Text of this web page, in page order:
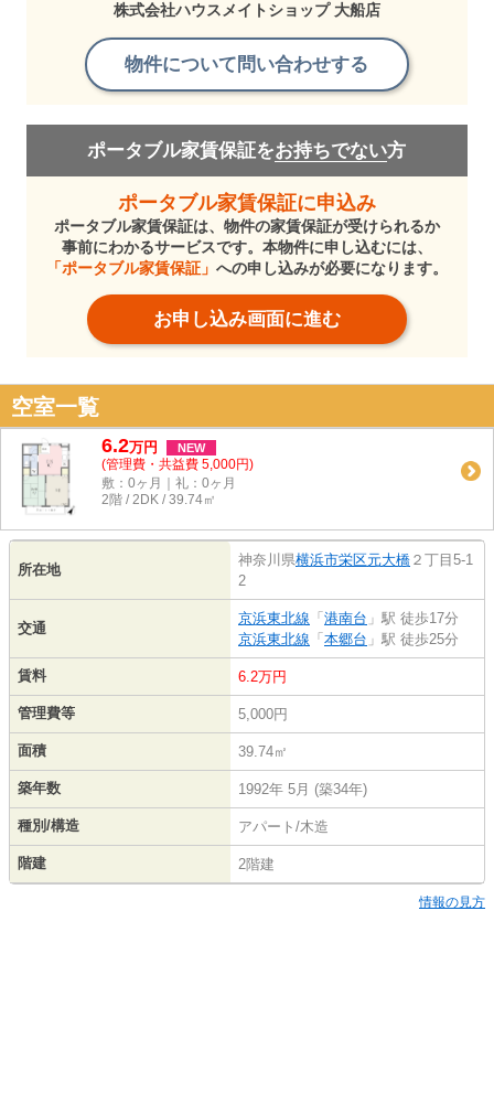
株式会社ハウスメイトショップ 大船店
物件について問い合わせする
ポータブル家賃保証をお持ちでない方
ポータブル家賃保証に申込み
ポータブル家賃保証は、物件の家賃保証が受けられるか
事前にわかるサービスです。本物件に申し込むには、
「ポータブル家賃保証」 への申し込みが必要になります。
お申し込み画面に進む
空室一覧
6.2万円 NEW
(管理費・共益費 5,000円)
敷：0ヶ月｜礼：0ヶ月
2階 / 2DK / 39.74㎡
所在地
神奈川県横浜市栄区元大橋 ２丁目5-1
2
交通
京浜東北線 「 港南台 」駅 徒歩17分
京浜東北線 「 本郷台 」駅 徒歩25分
賃料 6.2万円
管理費等 5,000円
面積 39.74㎡
築年数 1992年 5月 (築34年)
種別/構造 アパート/木造
階建 2階建
情報の見方